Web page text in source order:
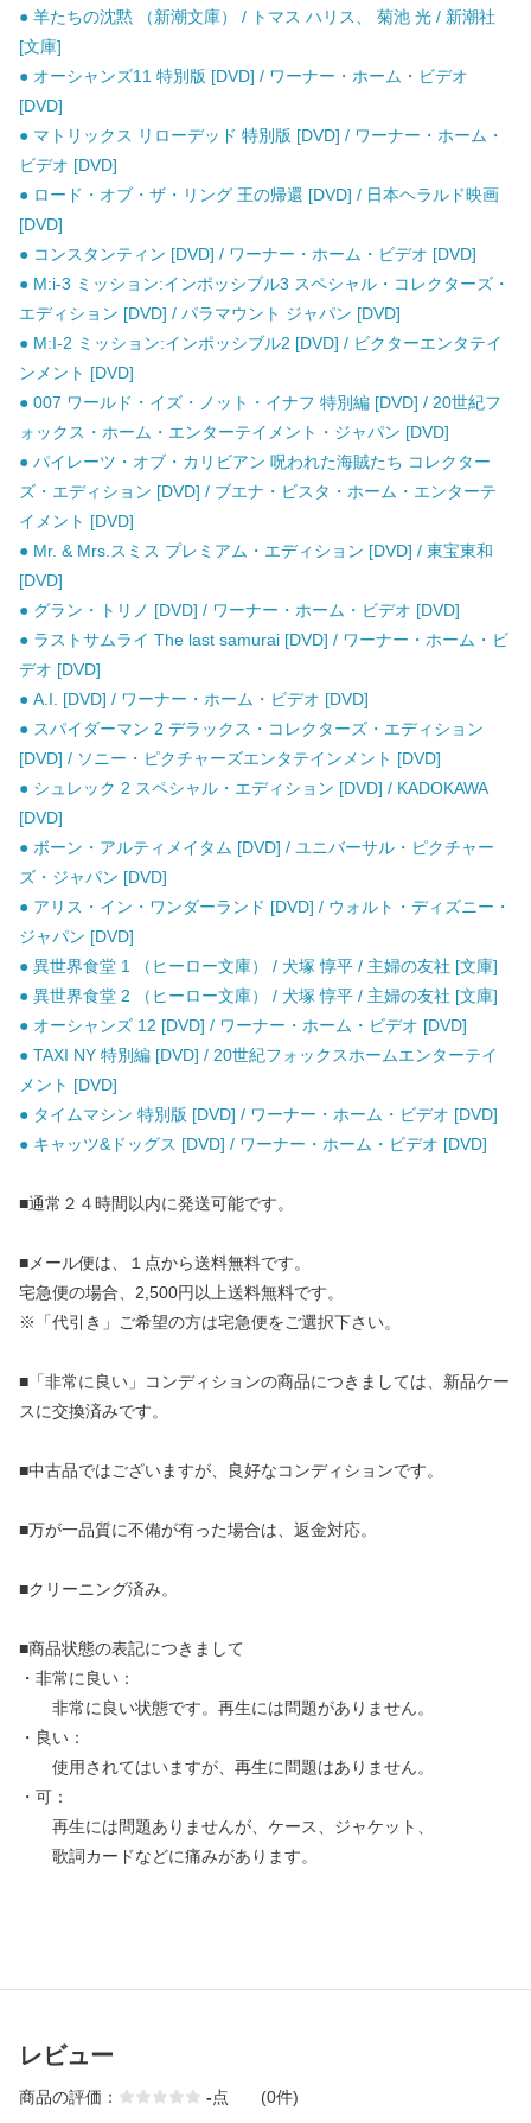
● 羊たちの沈黙 （新潮文庫） / トマス ハリス、 菊池 光 / 新潮社
[文庫]
● オーシャンズ11 特別版 [DVD] / ワーナー・ホーム・ビデオ
[DVD]
● マトリックス リローデッド 特別版 [DVD] / ワーナー・ホーム・
ビデオ [DVD]
● ロード・オブ・ザ・リング 王の帰還 [DVD] / 日本ヘラルド映画
[DVD]
● コンスタンティン [DVD] / ワーナー・ホーム・ビデオ [DVD]
● M:i-3 ミッション:インポッシブル3 スペシャル・コレクターズ・
エディション [DVD] / パラマウント ジャパン [DVD]
● M:I-2 ミッション:インポッシブル2 [DVD] / ビクターエンタテイ
ンメント [DVD]
● 007 ワールド・イズ・ノット・イナフ 特別編 [DVD] / 20世紀フ
ォックス・ホーム・エンターテイメント・ジャパン [DVD]
● パイレーツ・オブ・カリビアン 呪われた海賊たち コレクター
ズ・エディション [DVD] / ブエナ・ビスタ・ホーム・エンターテ
イメント [DVD]
● Mr. & Mrs.スミス プレミアム・エディション [DVD] / 東宝東和
[DVD]
● グラン・トリノ [DVD] / ワーナー・ホーム・ビデオ [DVD]
● ラストサムライ The last samurai [DVD] / ワーナー・ホーム・ビ
デオ [DVD]
● A.I. [DVD] / ワーナー・ホーム・ビデオ [DVD]
● スパイダーマン 2 デラックス・コレクターズ・エディション
[DVD] / ソニー・ピクチャーズエンタテインメント [DVD]
● シュレック 2 スペシャル・エディション [DVD] / KADOKAWA
[DVD]
● ボーン・アルティメイタム [DVD] / ユニバーサル・ピクチャー
ズ・ジャパン [DVD]
● アリス・イン・ワンダーランド [DVD] / ウォルト・ディズニー・
ジャパン [DVD]
● 異世界食堂 1 （ヒーロー文庫） / 犬塚 惇平 / 主婦の友社 [文庫]
● 異世界食堂 2 （ヒーロー文庫） / 犬塚 惇平 / 主婦の友社 [文庫]
● オーシャンズ 12 [DVD] / ワーナー・ホーム・ビデオ [DVD]
● TAXI NY 特別編 [DVD] / 20世紀フォックスホームエンターテイ
メント [DVD]
● タイムマシン 特別版 [DVD] / ワーナー・ホーム・ビデオ [DVD]
● キャッツ&ドッグス [DVD] / ワーナー・ホーム・ビデオ [DVD]
■通常２４時間以内に発送可能です。
■メール便は、１点から送料無料です。
宅急便の場合、2,500円以上送料無料です。
※「代引き」ご希望の方は宅急便をご選択下さい。
■「非常に良い」コンディションの商品につきましては、新品ケー
スに交換済みです。
■中古品ではございますが、良好なコンディションです。
■万が一品質に不備が有った場合は、返金対応。
■クリーニング済み。
■商品状態の表記につきまして
・非常に良い：
非常に良い状態です。再生には問題がありません。
・良い：
使用されてはいますが、再生に問題はありません。
・可：
再生には問題ありませんが、ケース、ジャケット、
歌詞カードなどに痛みがあります。
レビュー
商品の評価： -点 (0件)